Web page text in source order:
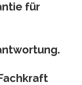
für